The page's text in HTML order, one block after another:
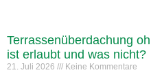
Terrassenüberdachung
ist erlaubt und was nicht?
21. Juli 2026 Keine Kommentare